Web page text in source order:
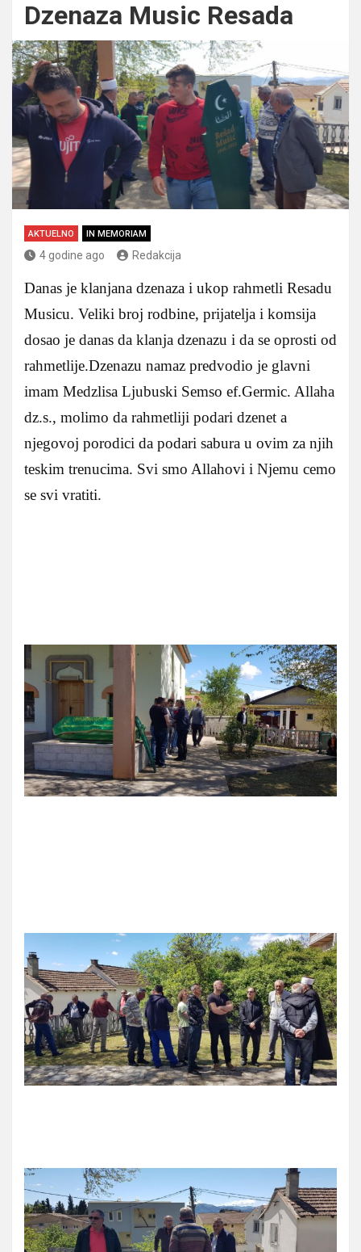
Dzenaza Music Resada
AKTUELNO IN MEMORIAM
4 godine ago Redakcija
Danas je klanjana dzenaza i ukop rahmetli Resadu
Musicu. Veliki broj rodbine, prijatelja i komsija
dosao je danas da klanja dzenazu i da se oprosti od
rahmetlije.Dzenazu namaz predvodio je glavni
imam Medzlisa Ljubuski Semso ef.Germic. Allaha
dz.s., molimo da rahmetliji podari dzenet a
njegovoj porodici da podari sabura u ovim za njih
teskim trenucima. Svi smo Allahovi i Njemu cemo
se svi vratiti.